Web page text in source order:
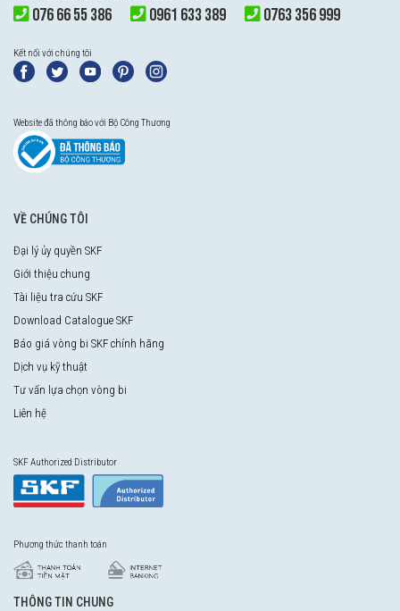
076 66 55 386 0961 633 389 0763 356 999
Kết nối với chúng tôi
Website đã thông báo với Bộ Công Thương
VỀ CHÚNG TÔI
Đại lý ủy quyền SKF
Giới thiệu chung
Tài liệu tra cứu SKF
Download Catalogue SKF
Báo giá vòng bi SKF chính hãng
Dịch vụ kỹ thuật
Tư vấn lựa chọn vòng bi
Liên hệ
SKF Authorized Distributor
Phương thức thanh toán
THÔNG TIN CHUNG